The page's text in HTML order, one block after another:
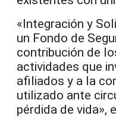
«Integración y
un Fondo de
contribución de
actividades que
afiliados y a la
utilizado ante
pérdida de vida»,